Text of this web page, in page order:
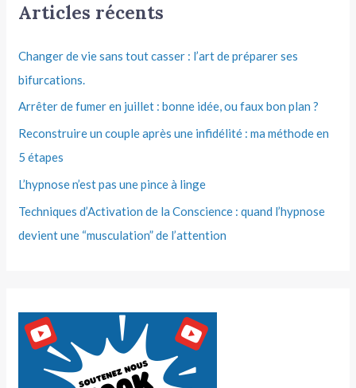
Articles récents
Changer de vie sans tout casser : l’art de préparer ses
bifurcations.
Arrêter de fumer en juillet : bonne idée, ou faux bon plan ?
Reconstruire un couple après une infidélité : ma méthode en
5 étapes
L’hypnose n’est pas une pince à linge
Techniques d’Activation de la Conscience : quand l’hypnose
devient une “musculation” de l’attention